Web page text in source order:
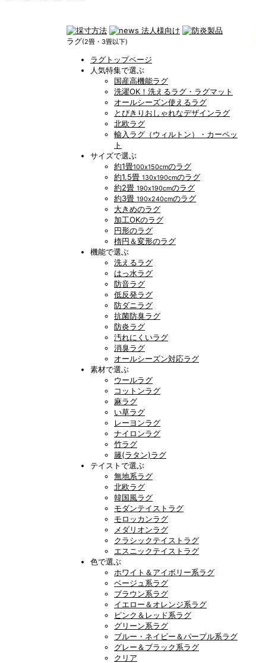
ラグ(2畳・3畳以下)
ラグトップページ
人気特集で選ぶ
国産高機能ラグ
洗濯OK！洗えるラグ・ラグマット
オールシーズン使えるラグ
とびきりおしゃれなデザインラグ
北欧ラグ
輸入ラグ（ウィルトン）・カーペッ
ト
サイズで選ぶ
約1畳100x150cmのラグ
約1.5畳 130x190cmのラグ
約2畳 190x190cmのラグ
約3畳 190x240cmのラグ
大きめのラグ
加工OKのラグ
円形のラグ
楕円＆変形のラグ
機能で選ぶ
洗えるラグ
はっ水ラグ
防音ラグ
低反発ラグ
防ダニラグ
抗菌防臭ラグ
防炎ラグ
汚れにくいラグ
消臭ラグ
オールシーズン対応ラグ
素材で選ぶ
ウールラグ
コットンラグ
麻ラグ
い草ラグ
レーヨンラグ
ナイロンラグ
竹ラグ
籐(ラタン)ラグ
テイストで選ぶ
無地系ラグ
北欧ラグ
韓国風ラグ
モダンテイストラグ
モロッカンラグ
メダリオンラグ
クラシックテイストラグ
エスニックテイストラグ
色で選ぶ
ホワイト＆アイボリー系ラグ
ベージュ系ラグ
ブラウン系ラグ
イエロー＆オレンジ系ラグ
ピンク＆レッド系ラグ
グリーン系ラグ
ブルー・ネイビー＆パープル系ラグ
グレー＆ブラック系ラグ
クリア